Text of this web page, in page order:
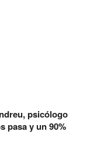
psicólogo
pasa y un 90%